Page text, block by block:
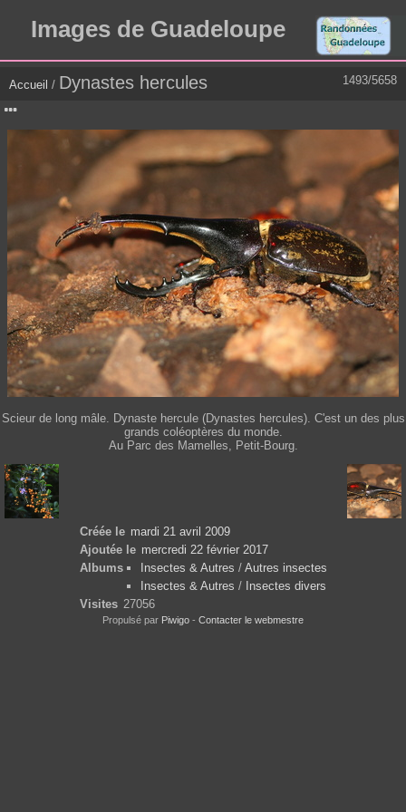
Images de Guadeloupe
1493/5658
Accueil / Dynastes hercules
Scieur de long mâle. Dynaste hercule (Dynastes hercules). C'est un des plus
grands coléoptères du monde.
Au Parc des Mamelles, Petit-Bourg.
Créée le mardi 21 avril 2009
Ajoutée le mercredi 22 février 2017
Albums
Insectes & Autres / Autres insectes
Insectes & Autres / Insectes divers
Visites 27056
Propulsé par Piwigo - Contacter le webmestre